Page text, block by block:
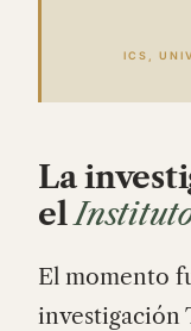
ICS,
La
el
El momento
investigación